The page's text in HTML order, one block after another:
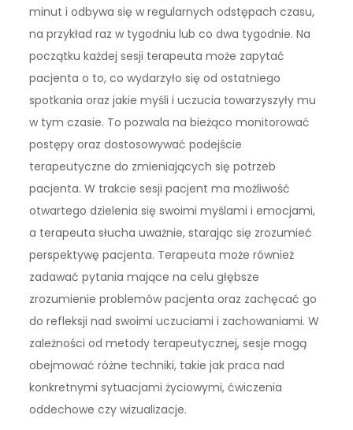
minut i odbywa się w regularnych odstępach czasu,
na przykład raz w tygodniu lub co dwa tygodnie. Na
początku każdej sesji terapeuta może zapytać
pacjenta o to, co wydarzyło się od ostatniego
spotkania oraz jakie myśli i uczucia towarzyszyły mu
w tym czasie. To pozwala na bieżąco monitorować
postępy oraz dostosowywać podejście
terapeutyczne do zmieniających się potrzeb
pacjenta. W trakcie sesji pacjent ma możliwość
otwartego dzielenia się swoimi myślami i emocjami,
a terapeuta słucha uważnie, starając się zrozumieć
perspektywę pacjenta. Terapeuta może również
zadawać pytania mające na celu głębsze
zrozumienie problemów pacjenta oraz zachęcać go
do refleksji nad swoimi uczuciami i zachowaniami. W
zależności od metody terapeutycznej, sesje mogą
obejmować różne techniki, takie jak praca nad
konkretnymi sytuacjami życiowymi, ćwiczenia
oddechowe czy wizualizacje.